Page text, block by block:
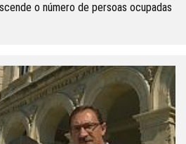
o número de persoas ocupadas